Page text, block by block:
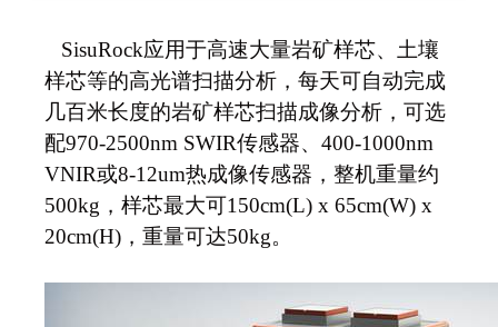
SisuRock应用于高速大量岩矿样芯、土壤
样芯等的高光谱扫描分析，每天可自动完成
几百米长度的岩矿样芯扫描成像分析，可选
配970-2500nm SWIR传感器、400-1000nm
VNIR或8-12um热成像传感器，整机重量约
500kg，样芯最大可150cm(L) x 65cm(W) x
20cm(H)，重量可达50kg。